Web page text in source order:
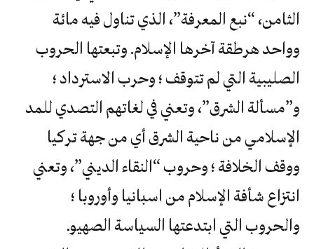
الثامن، “نبع المعرفة”، الذي تناول فيه مائة
وواحد هرطقة آخرها الإسلام. وتبعتها الحروب
الصليبية التي لم تتوقف ؛ وحرب الاسترداد ؛
و”مسألة الشرق”، وتعني في لغاتهم التصدي للمد
الإسلامي من ناحية الشرق أي من جهة تركيا
ووقف الخلافة ؛ وحروب “النقاء الديني”، وتعني
انتزاع شأفة الإسلام من اسبانيا وأوروبا ؛
والحروب التي ابتدعتها السياسة الصهيوـ